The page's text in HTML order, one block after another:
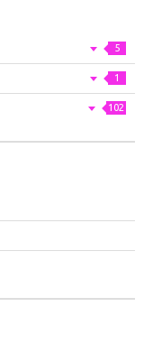
5
1
102